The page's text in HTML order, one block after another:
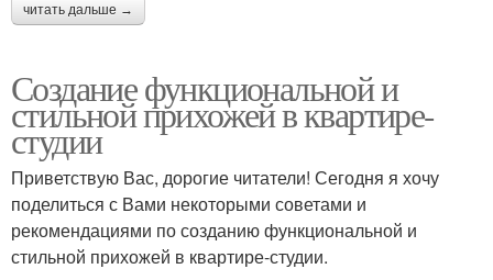
читать дальше →
Создание функциональной и
стильной прихожей в квартире-
студии
Приветствую Вас, дорогие читатели! Сегодня я хочу
поделиться с Вами некоторыми советами и
рекомендациями по созданию функциональной и
стильной прихожей в квартире-студии.